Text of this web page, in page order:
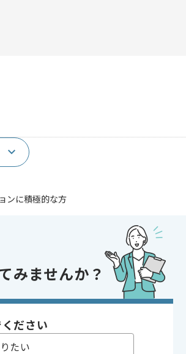
ンに積極的な方
合の対応経験
もございます！まずはお気軽にご相談ください！
みませんか？
ださい
たい